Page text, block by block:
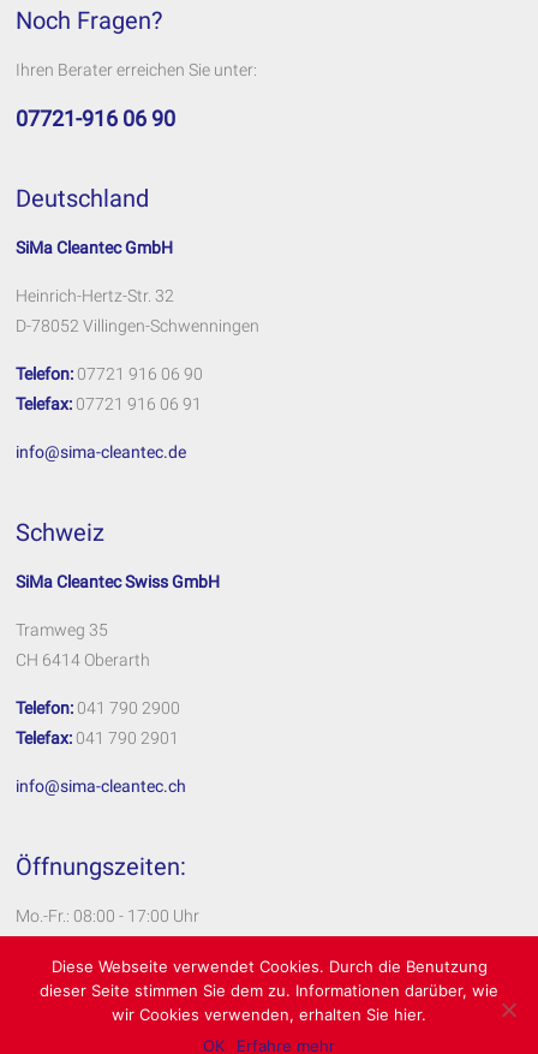
Noch Fragen?
Ihren Berater erreichen Sie unter:
07721-916 06 90
Deutschland
SiMa Cleantec GmbH
Heinrich-Hertz-Str. 32
D-78052 Villingen-Schwenningen
Telefon: 07721 916 06 90
Telefax: 07721 916 06 91
info@sima-cleantec.de
Schweiz
SiMa Cleantec Swiss GmbH
Tramweg 35
CH 6414 Oberarth
Telefon: 041 790 2900
Telefax: 041 790 2901
info@sima-cleantec.ch
Öffnungszeiten:
Mo.-Fr.: 08:00 - 17:00 Uhr
Impressum
Datenschutzerklärung
Diese Webseite verwendet Cookies. Durch die Benutzung
dieser Seite stimmen Sie dem zu. Informationen darüber, wie
wir Cookies verwenden, erhalten Sie hier.
OK
Erfahre mehr